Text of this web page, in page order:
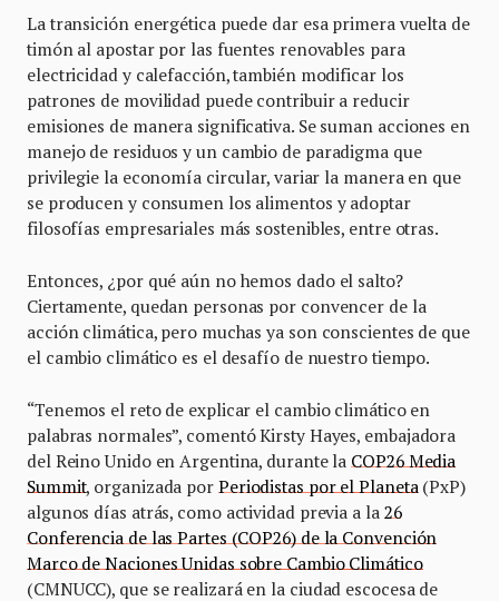
La transición energética puede dar esa primera vuelta de
timón al apostar por las fuentes renovables para
electricidad y calefacción, también modificar los
patrones de movilidad puede contribuir a reducir
emisiones de manera significativa. Se suman acciones en
manejo de residuos y un cambio de paradigma que
privilegie la economía circular, variar la manera en que
se producen y consumen los alimentos y adoptar
filosofías empresariales más sostenibles, entre otras.
Entonces, ¿por qué aún no hemos dado el salto?
Ciertamente, quedan personas por convencer de la
acción climática, pero muchas ya son conscientes de que
el cambio climático es el desafío de nuestro tiempo.
“Tenemos el reto de explicar el cambio climático en
palabras normales”, comentó Kirsty Hayes, embajadora
del Reino Unido en Argentina, durante la COP26 Media
Summit, organizada por Periodistas por el Planeta (PxP)
algunos días atrás, como actividad previa a la 26
Conferencia de las Partes (COP26) de la Convención
Marco de Naciones Unidas sobre Cambio Climático
(CMNUCC), que se realizará en la ciudad escocesa de